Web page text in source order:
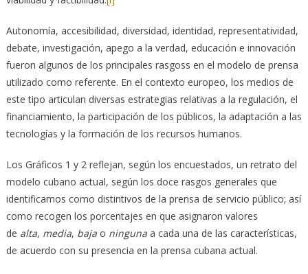
Autonomía, accesibilidad, diversidad, identidad, representatividad,
debate, investigación, apego a la verdad, educación e innovación
fueron algunos de los principales rasgoss en el modelo de prensa
utilizado como referente. En el contexto europeo, los medios de
este tipo articulan diversas estrategias relativas a la regulación, el
financiamiento, la participación de los públicos, la adaptación a las
tecnologías y la formación de los recursos humanos.
Los Gráficos 1 y 2 reflejan, según los encuestados, un retrato del
modelo cubano actual, según los doce rasgos generales que
identificamos como distintivos de la prensa de servicio público; así
como recogen los porcentajes en que asignaron valores
de alta, media, bajao ningunaa cada una de las características,
de acuerdo con su presencia en la prensa cubana actual.